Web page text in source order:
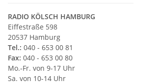
RADIO KÖLSCH HAMBURG
Eiffestraße 598
20537 Hamburg
Tel.: 040 - 653 00 81
Fax: 040 - 653 00 80
Mo.-Fr. von 9-17 Uhr
Sa. von 10-14 Uhr